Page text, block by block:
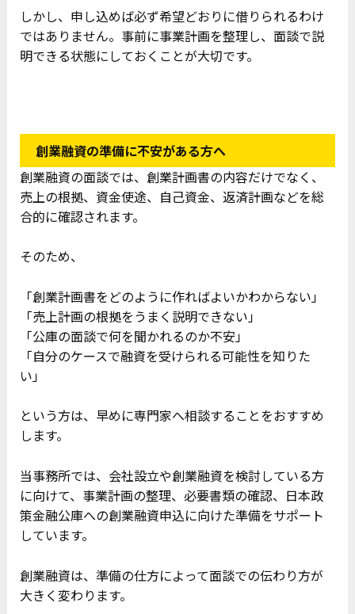
しかし、申し込めば必ず希望どおりに借りられるわけ
ではありません。事前に事業計画を整理し、面談で説
明できる状態にしておくことが大切です。
創業融資の準備に不安がある方へ
創業融資の面談では、創業計画書の内容だけでなく、
売上の根拠、資金使途、自己資金、返済計画などを総
合的に確認されます。
そのため、
「創業計画書をどのように作ればよいかわからない」
「売上計画の根拠をうまく説明できない」
「公庫の面談で何を聞かれるのか不安」
「自分のケースで融資を受けられる可能性を知りた
い」
という方は、早めに専門家へ相談することをおすすめ
します。
当事務所では、会社設立や創業融資を検討している方
に向けて、事業計画の整理、必要書類の確認、日本政
策金融公庫への創業融資申込に向けた準備をサポート
しています。
創業融資は、準備の仕方によって面談での伝わり方が
大きく変わります。